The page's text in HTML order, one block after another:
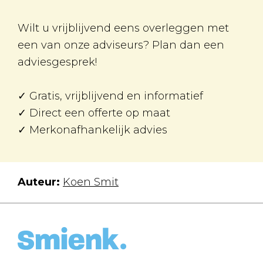
Wilt u vrijblijvend eens overleggen met
een van onze adviseurs? Plan dan een
adviesgesprek!
✓ Gratis, vrijblijvend en informatief
✓ Direct een offerte op maat
✓ Merkonafhankelijk advies
Auteur: Koen Smit